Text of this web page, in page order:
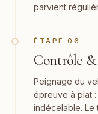
parvient
ÉTAPE 06
Contrôle
Peignage du
épreuve à plat
indécelable. Le